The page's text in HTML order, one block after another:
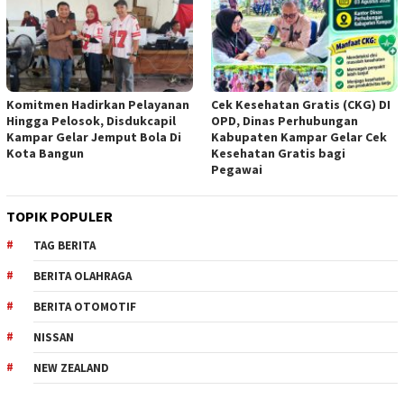
Komitmen Hadirkan Pelayanan
Hingga Pelosok, Disdukcapil
Kampar Gelar Jemput Bola Di
Kota Bangun
Cek Kesehatan Gratis (CKG) DI
OPD, Dinas Perhubungan
Kabupaten Kampar Gelar Cek
Kesehatan Gratis bagi
Pegawai
TOPIK POPULER
TAG BERITA
BERITA OLAHRAGA
BERITA OTOMOTIF
NISSAN
NEW ZEALAND